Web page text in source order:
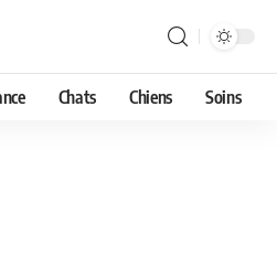
Chats Chiens Soins